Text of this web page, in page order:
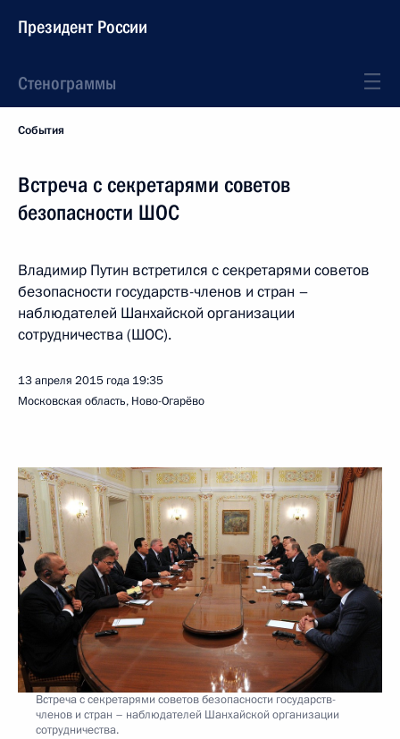
Президент России
Стенограммы
События
Встреча с секретарями советов
безопасности ШОС
Владимир Путин встретился с секретарями советов
безопасности государств-членов и стран –
наблюдателей Шанхайской организации
сотрудничества (ШОС).
13 апреля 2015 года 19:35
Московская область, Ново-Огарёво
Встреча с секретарями советов безопасности государств-
членов и стран – наблюдателей Шанхайской организации
сотрудничества.